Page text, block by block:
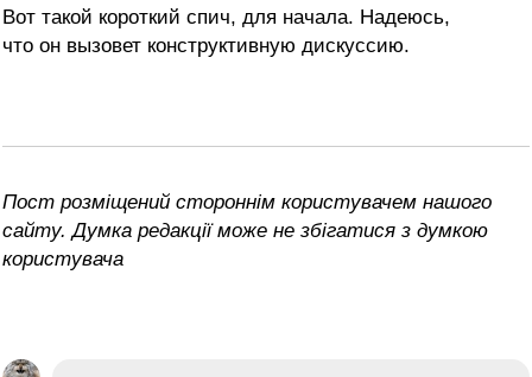
Вот такой короткий спич, для начала. Надеюсь,
что он вызовет конструктивную дискуссию.
Пост розміщений стороннім користувачем нашого
сайту. Думка редакції може не збігатися з думкою
користувача